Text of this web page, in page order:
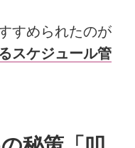
すめられたのが
スケジュール管